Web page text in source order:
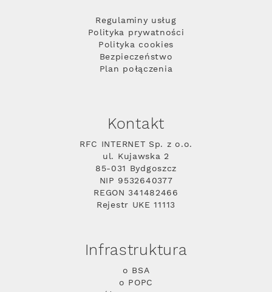
Regulaminy usług
Polityka prywatności
Polityka cookies
Bezpieczeństwo
Plan połączenia
Kontakt
RFC INTERNET Sp. z o.o.
ul. Kujawska 2
85-031 Bydgoszcz
NIP 9532640377
REGON 341482466
Rejestr UKE 11113
Infrastruktura
o BSA
o POPC